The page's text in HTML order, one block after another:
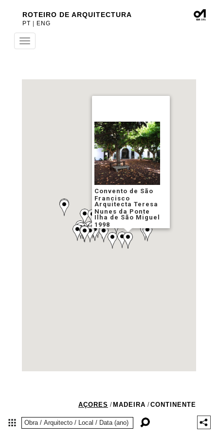
ROTEIRO DE ARQUITECTURA
PT ENG
Toggle
navigation
Convento de São
Francisco
Arquitecta Teresa
Nunes da Ponte
Ilha de São Miguel
1998
CONTINENTE
MADEIRA
/
AÇORES /